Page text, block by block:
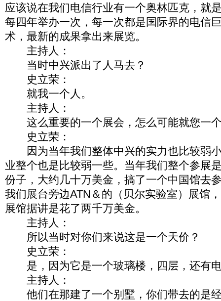
应该说在我们电信行业有一个奥林匹克，就
每四年举办一次，每一次都是国际界的电信
术，最新的成果拿出来展览。
主持人：
当时中兴派出了人马去？
史立荣：
就我一个人。
主持人：
这么重要的一个展会，怎么可能就您一
史立荣：
因为当年我们整体中兴的实力也比较弱
业整个也是比较弱一些。当年我们整个参展
份子，大约几十万美金，搞了一个中国馆去
我们展台旁边ATN＆的（贝尔实验室）展馆
展馆据讲是花了两千万美金。
主持人：
所以当时对你们来说这是一个天价？
史立荣：
是，因为它是一个玻璃楼，四层，还有
主持人：
他们在那建了一个别墅，你们带去的是